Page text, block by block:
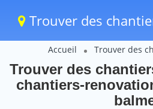
Trouver des
Accueil Trouver des
Trouver des
chantiers-